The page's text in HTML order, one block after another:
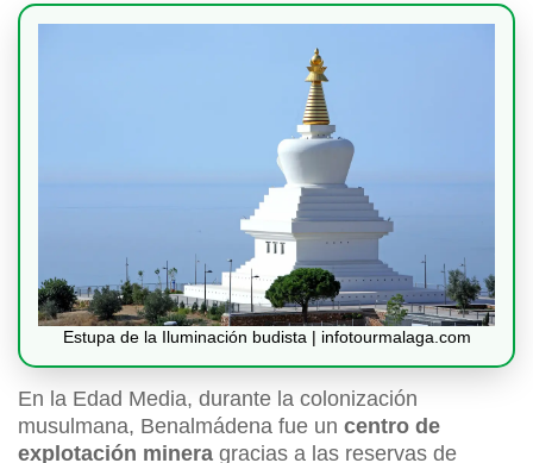
Estupa de la Iluminación budista | infotourmalaga.com
En la Edad Media, durante la colonización
musulmana, Benalmádena fue un centro de
explotación minera gracias a las reservas de